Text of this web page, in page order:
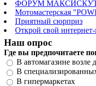
ФОРУМ
Мотомастерская
Приятный сюрприз
Открой свой интернет-
Наш опрос
Где вы предпочитаете
В автомагазине возле
В
В гипермаркетах